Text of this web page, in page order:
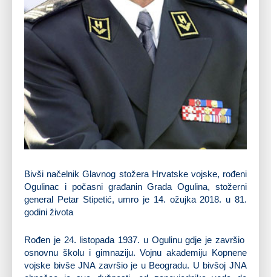
Bivši načelnik Glavnog stožera Hrvatske vojske, rođeni
Ogulinac i počasni građanin Grada Ogulina, stožerni
general Petar Stipetić, umro je 14. ožujka 2018. u 81.
godini života
Rođen je 24. listopada 1937. u Ogulinu gdje je završio
osnovnu školu i gimnaziju. Vojnu akademiju Kopnene
vojske bivše JNA završio je u Beogradu. U bivšoj JNA